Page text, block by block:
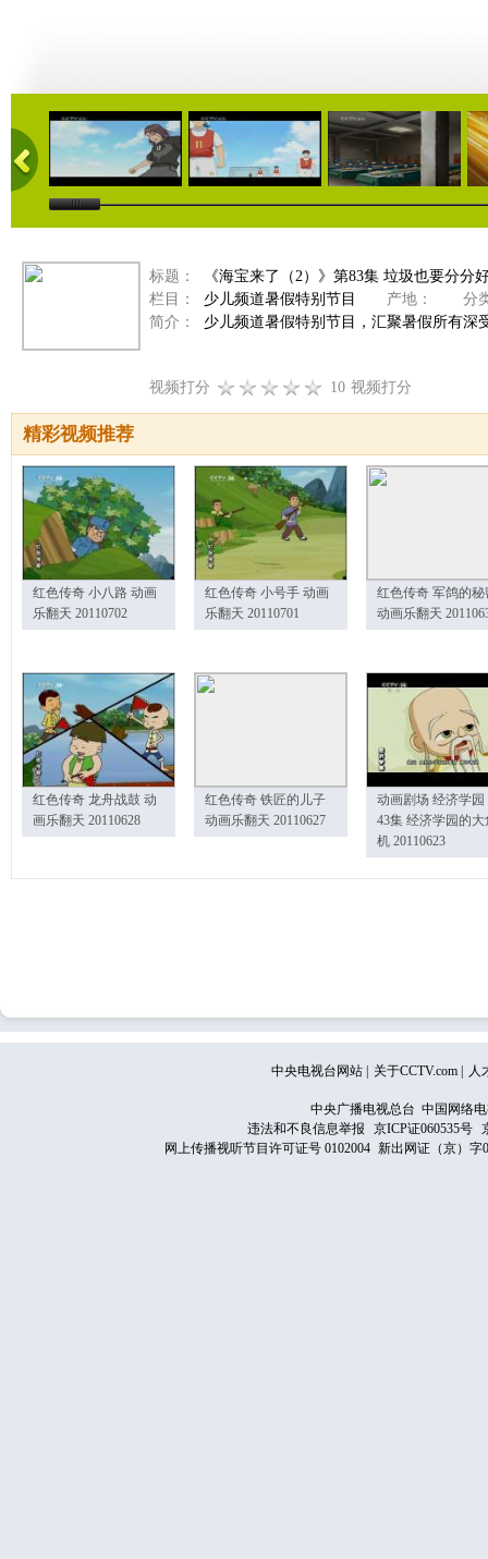
23:00 22:01 08:36
标题：
《海宝来了（2）》第83集 垃圾也要分分
栏目：
少儿频道暑假特别节目 产地：
分
简介：
少儿频道暑假特别节目，汇聚暑假所有深
视频打分 10 视频打分
精彩视频推荐
红色传奇 小八路 动画
乐翻天 20110702
红色传奇 小号手 动画
乐翻天 20110701
红色传奇 军鸽的秘
动画乐翻天
红色传奇 龙舟战鼓 动
画乐翻天 20110628
红色传奇 铁匠的儿子
动画乐翻天 20110627
动画剧场 经济学园
43集 经济学园的大
机 20110623
中央电视台网站 关于CCTV.com 人
中央广播电视总台 中国网络
违法和不良信息举报
京ICP证060535号
网上传播视听节目许可证号 0102004 新出网证（京）